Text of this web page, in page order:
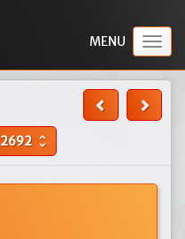
2692 unfold_more